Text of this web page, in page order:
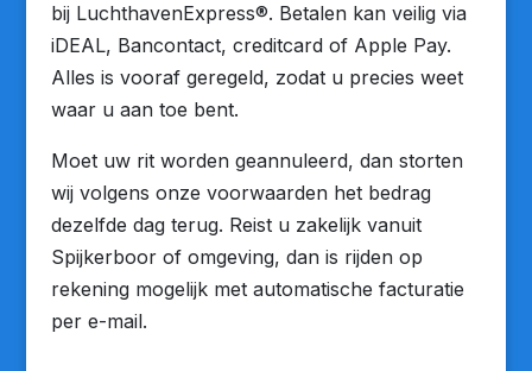
bij LuchthavenExpress®. Betalen kan veilig via
iDEAL, Bancontact, creditcard of Apple Pay.
Alles is vooraf geregeld, zodat u precies weet
waar u aan toe bent.
Moet uw rit worden geannuleerd, dan storten
wij volgens onze voorwaarden het bedrag
dezelfde dag terug. Reist u zakelijk vanuit
Spijkerboor of omgeving, dan is rijden op
rekening mogelijk met automatische facturatie
per e-mail.